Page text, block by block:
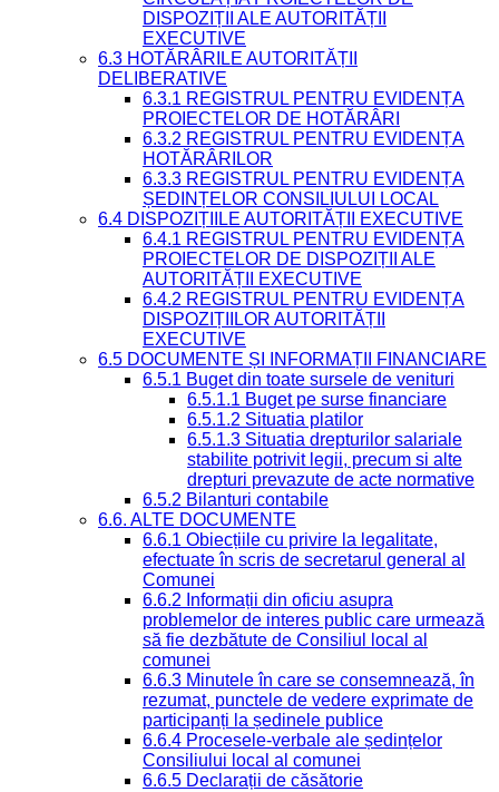
DISPOZIȚII ALE AUTORITĂȚII
EXECUTIVE
6.3 HOTĂRÂRILE AUTORITĂȚII
DELIBERATIVE
6.3.1 REGISTRUL PENTRU EVIDENȚA
PROIECTELOR DE HOTĂRÂRI
6.3.2 REGISTRUL PENTRU EVIDENȚA
HOTĂRÂRILOR
6.3.3 REGISTRUL PENTRU EVIDENȚA
ȘEDINȚELOR CONSILIULUI LOCAL
6.4 DISPOZIȚIILE AUTORITĂȚII EXECUTIVE
6.4.1 REGISTRUL PENTRU EVIDENȚA
PROIECTELOR DE DISPOZIȚII ALE
AUTORITĂȚII EXECUTIVE
6.4.2 REGISTRUL PENTRU EVIDENȚA
DISPOZIȚIILOR AUTORITĂȚII
EXECUTIVE
6.5 DOCUMENTE ȘI INFORMAȚII FINANCIARE
6.5.1 Buget din toate sursele de venituri
6.5.1.1 Buget pe surse financiare
6.5.1.2 Situatia platilor
6.5.1.3 Situatia drepturilor salariale
stabilite potrivit legii, precum si alte
drepturi prevazute de acte normative
6.5.2 Bilanturi contabile
6.6. ALTE DOCUMENTE
6.6.1 Obiecțiile cu privire la legalitate,
efectuate în scris de secretarul general al
Comunei
6.6.2 Informații din oficiu asupra
problemelor de interes public care urmează
să fie dezbătute de Consiliul local al
comunei
6.6.3 Minutele în care se consemnează, în
rezumat, punctele de vedere exprimate de
participanți la ședinele publice
6.6.4 Procesele-verbale ale ședințelor
Consiliului local al comunei
6.6.5 Declarații de căsătorie